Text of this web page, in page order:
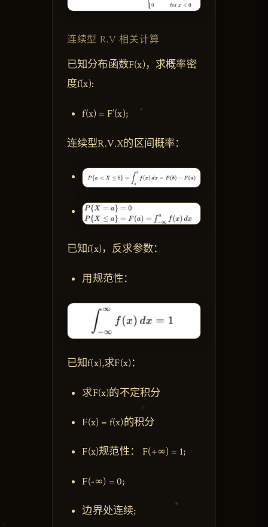
连续型 R,V 相关计算
已知分布函数F(x)，求概率密
度f(x):
f(x) = F’(x);
连续型R.V.X的区间概率：
已知f(x)，反求参数：
用规范性：
已知f(x),求F(x)：
求F(x)的不定积分
F(x) = f(x)的积分
F(x)规范性： F(+∞) = 1;
F(-∞) = 0;
边界处连续;